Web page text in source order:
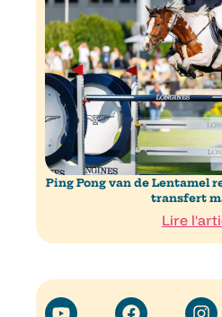
Ping Pong van de Lentamel
transfert
Lire